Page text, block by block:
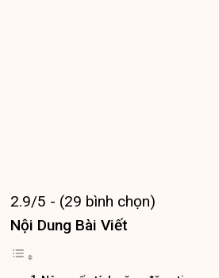
2.9/5 - (29 bình chọn)
Nội Dung Bài Viết